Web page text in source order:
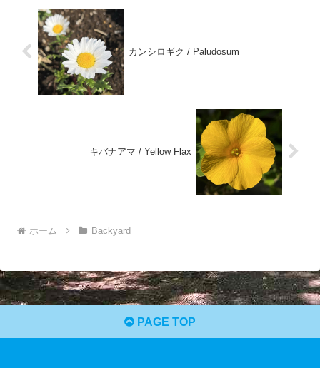
カンシロギク / Paludosum
キバナアマ / Yellow Flax
ホーム Backyard
PAGE TOP